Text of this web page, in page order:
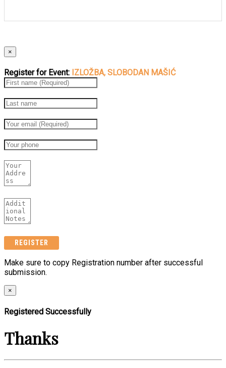
×
Register for Event: IZLOŽBA, SLOBODAN MAŠIĆ
Make sure to copy Registration number after successful
submission.
×
Registered Successfully
Thanks